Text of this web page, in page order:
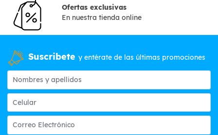
Ofertas exclusivas
En nuestra tienda online
Suscribete y entérate de las últimas promociones